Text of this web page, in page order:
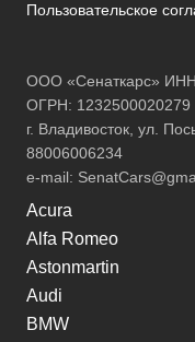
Пользовательское
ООО «Сенаткарс»
ОГРН: 1232500020279
г. Владивосток, ул.
88006006234
e-mail:
Acura
Alfa Romeo
Astonmartin
Audi
BMW